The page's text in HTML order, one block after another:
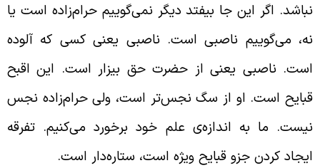
اگر این جا بیفتد دیگر نمی‌گوییم حرام‌زاده است یا
می‌گوییم ناصبی است. ناصبی یعنی کسی که آلوده
ناصبی یعنی از حضرت حق بیزار است. این اقبح
است. او از سگ نجس‌تر است، ولی حرام‌زاده نجس
ما به اندازه‌ی علم خود برخورد می‌کنیم. تفرقه
کردن جزو قبایح ویژه است، ستاره‌دار است.